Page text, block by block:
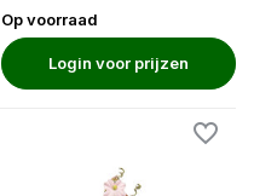
Op voorraad
Login voor prijzen